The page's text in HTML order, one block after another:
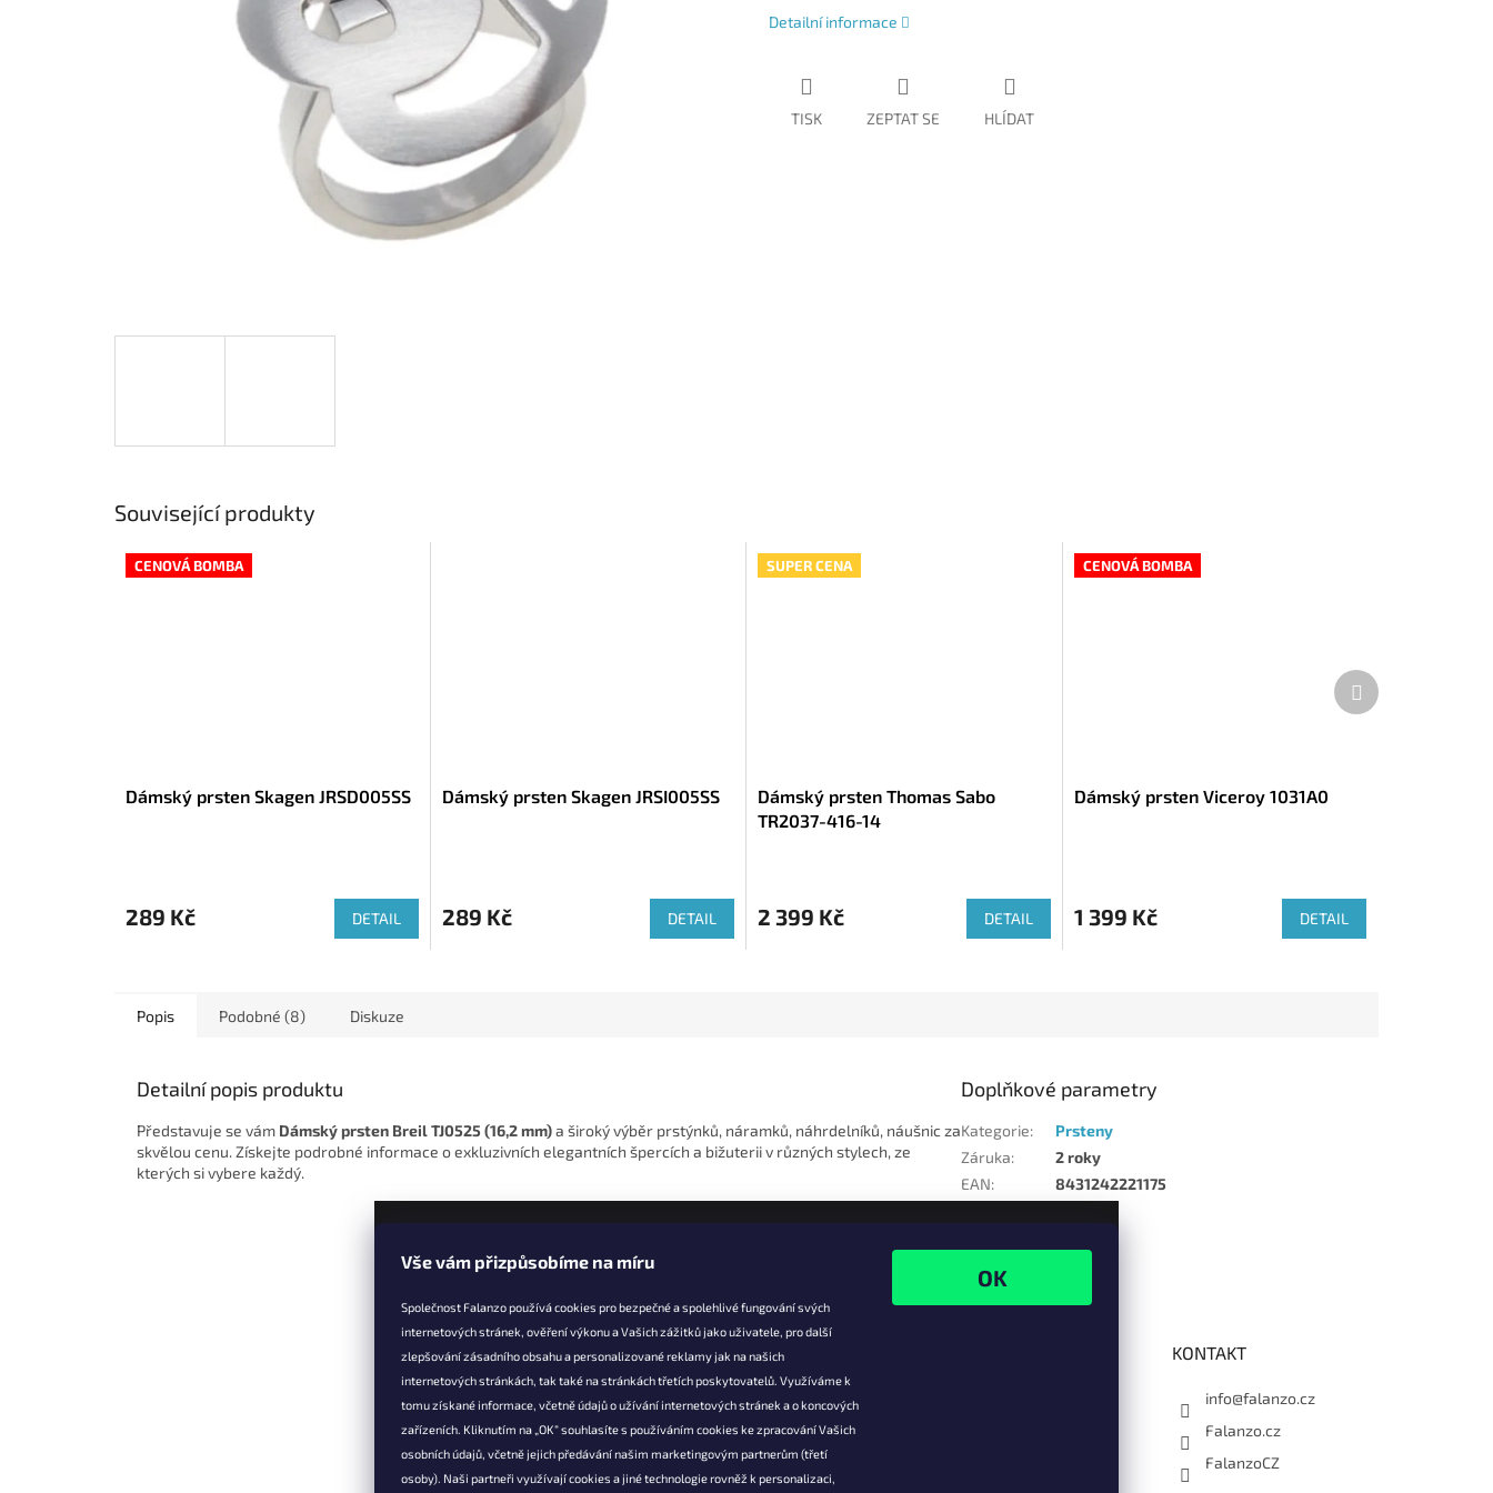
Vše vám přizpůsobíme na míru
Společnost Falanzo používá cookies pro bezpečné a spolehlivé fungování svých
internetových stránek, ověření výkonu a Vašich zážitků jako uživatele, pro další
zlepšování zásadního obsahu a personalizované reklamy jak na našich
internetových stránkách, tak také na stránkách třetích poskytovatelů. Využíváme k
tomu získané informace, včetně údajů o užívání internetových stránek a o koncových
zařízeních. Kliknutím na „OK“ souhlasíte s používáním cookies ke zpracování Vašich
osobních údajů, včetně jejich předávání našim marketingovým partnerům (třetí
osoby). Naši partneři využívají cookies a jiné technologie rovněž k personalizaci,
Detailní informace
TISK ZEPTAT SE HLÍDAT
Související produkty
CENOVÁ BOMBA
Dámský prsten Skagen JRSD005SS
289 Kč DETAIL
Dámský prsten Skagen JRSI005SS
289 Kč DETAIL
SUPER CENA
Dámský prsten Thomas Sabo
TR2037-416-14
2 399 Kč DETAIL
CENOVÁ BOMBA
Dámský prsten Viceroy 1031A0
1 399 Kč DETAIL
Další
produkt
Popis Podobné (8) Diskuze
Detailní popis produktu
Představuje se vám Dámský prsten Breil TJ0525 (16,2 mm)a široký výběr prstýnků, náramků, náhrdelníků, náušnic za
skvělou cenu. Získejte podrobné informace o exkluzivních elegantních špercích a bižuterii v různých stylech, ze
kterých si vybere každý.
Doplňkové parametry
Kategorie:
Prsteny
Záruka:
2 roky
EAN: 8431242221175
Informace pro vás
Věrnostní slevy
Doprava a platba
Výměna, vrácení a
reklamace produktů
Facebook KONTAKT
info@falanzo.cz
Falanzo.cz
FalanzoCZ